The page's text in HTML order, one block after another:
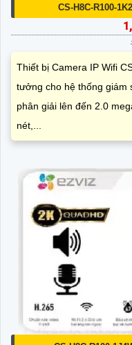
CS-H8C-R100-
Thiết bị Camera IP Wifi
tưởng cho hệ thống giám
phân giải lên đến 2.0
nét,...